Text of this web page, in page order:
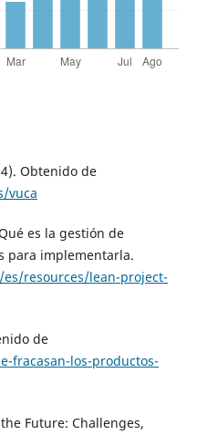
Obtenido de
vuca
es la gestión de
para implementarla.
resources/lean-project-
de
fracasan-los-productos-
the Future: Challenges,